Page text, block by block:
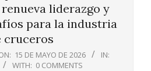
liderazgo y
para la industria
cruceros
15 DE MAYO DE 2026
IN:
WITH: 0 COMMENTS